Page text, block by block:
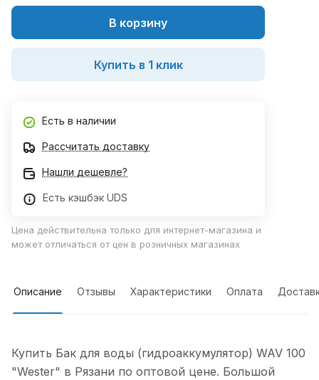
В корзину
Купить в 1 клик
Есть в наличии
Рассчитать доставку
Нашли дешевле?
Есть кэшбэк UDS
Цена действительна только для интернет-магазина и
может отличаться от цен в розничных магазинах
Описание Отзывы Характеристики Оплата
Купить Бак для воды (гидроаккумулятор) WAV 100
"Wester" в Рязани по оптовой цене. Большой